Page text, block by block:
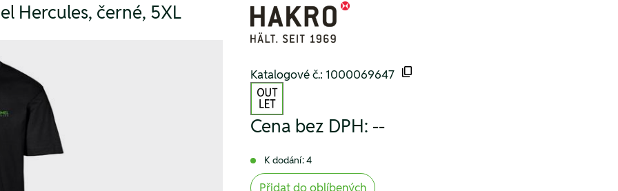
Hercules, černé, 5XL
Katalogové č.: 1000069647
Cena bez DPH: --
K dodání: 4
Přidat do oblíbených